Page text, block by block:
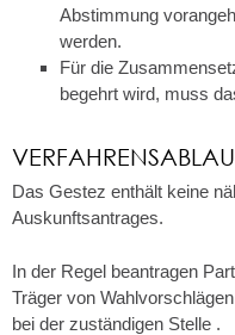
Abstimmung
werden.
Für die
begehrt wird, muss
Das Gestez enthält keine
Auskunftsantrages.
In der Regel beantragen
Träger von
bei der zuständigen Stelle .